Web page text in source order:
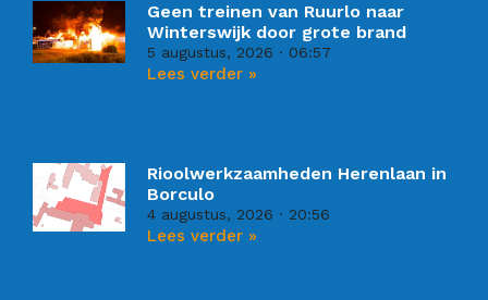
Geen treinen van Ruurlo naar
Winterswijk door grote brand
5 augustus, 2026 06:57
Lees verder »
Rioolwerkzaamheden Herenlaan in
Borculo
4 augustus, 2026 20:56
Lees verder »